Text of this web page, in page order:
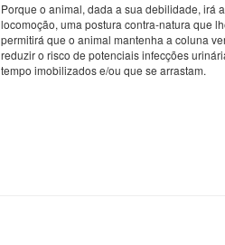
Porque o animal, dada a sua debilidade, irá
locomoção, uma postura contra-natura que
permitirá que o animal mantenha a coluna
reduzir o risco de potenciais infecções
tempo imobilizados e/ou que se arrastam.